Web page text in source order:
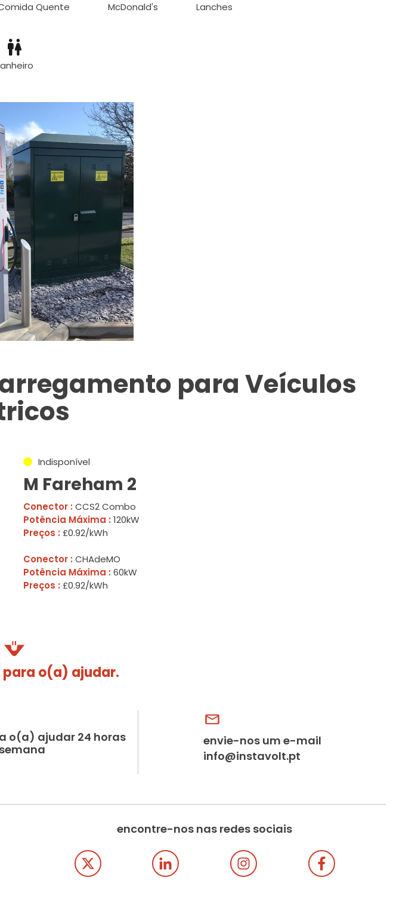
Quente McDonald's Lanches
para Veículos
Indisponível
M Fareham 2
Conector : CCS2 Combo
Potência Máxima : 120kW
Preços : £0.92/kWh
Conector : CHAdeMO
Potência Máxima : 60kW
Preços : £0.92/kWh
o(a) ajudar.
o(a) ajudar 24 horas
envie-nos um e-mail
info@instavolt.pt
encontre-nos nas redes sociais